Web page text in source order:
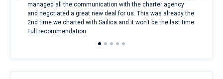
managed all the communication with the charter agency
and negotiated a great new deal for us. This was already the
2nd time we charted with Sailica and it won't be the last time.
Full recommendation